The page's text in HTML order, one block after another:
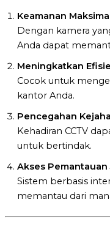
Keamanan
Dengan kamera
Anda dapat
Meningkatkan
Cocok untuk
kantor Anda.
Pencegahan
Kehadiran CCTV
untuk bertindak.
Akses Pemantauan
Sistem berbasis
memantau dari